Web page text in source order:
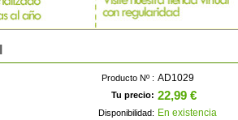
Producto Nº : AD1029
Tu precio: 22,99 €
Disponibilidad: En existencia